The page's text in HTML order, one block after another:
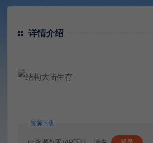
详情介绍
资源下载